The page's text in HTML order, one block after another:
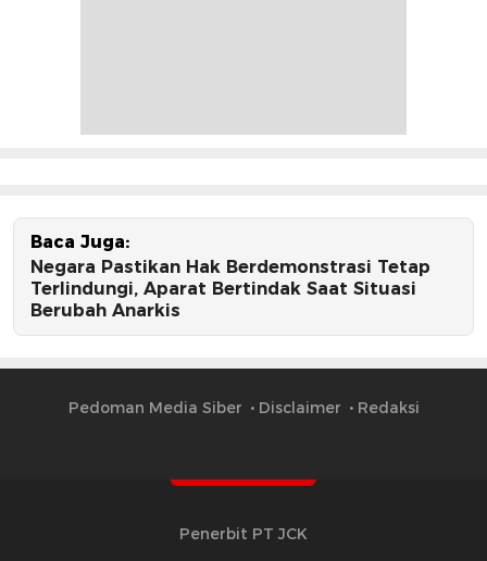
Baca Juga:
Negara Pastikan Hak Berdemonstrasi Tetap
Terlindungi, Aparat Bertindak Saat Situasi
Berubah Anarkis
Pedoman Media Siber Disclaimer Redaksi
Penerbit PT JCK